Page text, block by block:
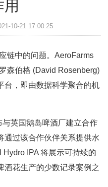
用
10-21 17:00:25
链中的问题。AeroFarms
森伯格 (David Rosenberg)
台，即由数据科学聚合的机
英国鹅岛啤酒厂建立合作
通过该合作伙伴关系提供水
IPA 将展示可持续的
酒花生产的少数记录案例之